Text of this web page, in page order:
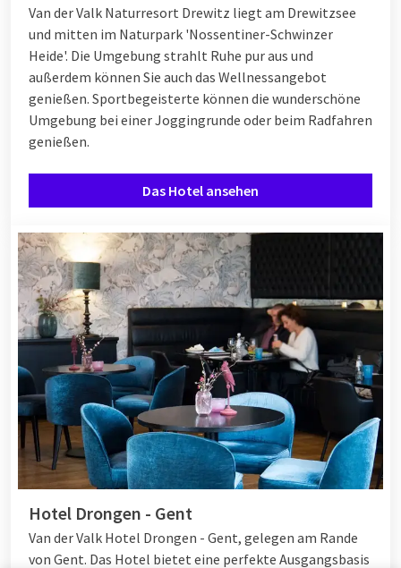
Van der Valk Naturresort Drewitz liegt am Drewitzsee
und mitten im Naturpark 'Nossentiner-Schwinzer
Heide'. Die Umgebung strahlt Ruhe pur aus und
außerdem können Sie auch das Wellnessangebot
genießen. Sportbegeisterte können die wunderschöne
Umgebung bei einer Joggingrunde oder beim Radfahren
genießen.
Das Hotel ansehen
Hotel Drongen - Gent
Van der Valk Hotel Drongen - Gent, gelegen am Rande
von Gent. Das Hotel bietet eine perfekte Ausgangsbasis